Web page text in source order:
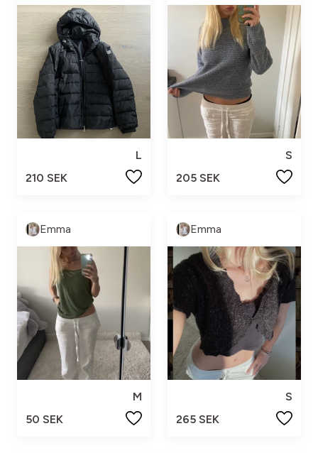
L
210 SEK
S
205 SEK
Emma
M
50 SEK
Emma
S
265 SEK